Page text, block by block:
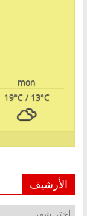
mon
19°C/ 13°C
الأرشيف
الأرشيف